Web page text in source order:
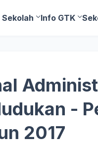
Info GTK
-
2017